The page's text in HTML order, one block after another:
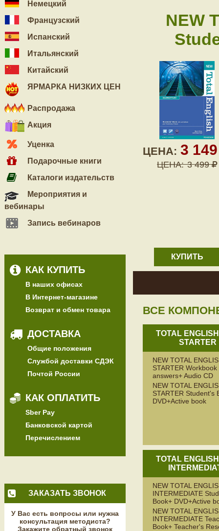
Немецкий
Французский
Испанский
Итальянский
Китайский
ЯРМАРКА НИЗКИХ ЦЕН
Распродажа
Акция
Уценка
Подарочные книги
Каталоги издательств
Мероприятия и
вебинары
Запись вебинаров
КАК КУПИТЬ
В наших офисах
В Интернет-магазине
Возврат и обмен товара
ДОСТАВКА
Общие положения
Службой доставки СДЭК
Почтой России
КАК ОПЛАТИТЬ
Sber Pay
Банковской картой
Перечислением
ЗАКАЗАТЬ ЗВОНОК
У Вас есть вопросы или нужна
консультация методиста?
Закажите обратный звонок
NEW
ЦЕНА: 3
ЦЕНА: 3 499
КУПИТЬ
ВСЕ
TOTAL
STARTER
NEW TOTAL
STARTER Workbook
answers+ Audio CD
NEW TOTAL
STARTER Student's
DVD+Active book
TOTAL
NEW TOTAL
INTERMEDIATE
Book+ DVD+Active
NEW TOTAL
INTERMEDIATE
Book+ Teacher's